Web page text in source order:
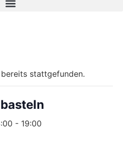
stattgefunden.
- 19:00